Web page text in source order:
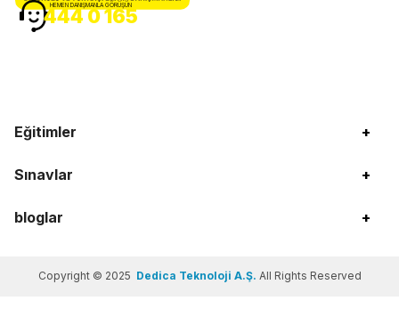
Eğitimler +
Sınavlar +
bloglar +
HEMEN DANIŞMANLA GÖRÜŞÜN
444 0 165
Copyright © 2025 Dedica Teknoloji A.Ş. All Rights Reserved